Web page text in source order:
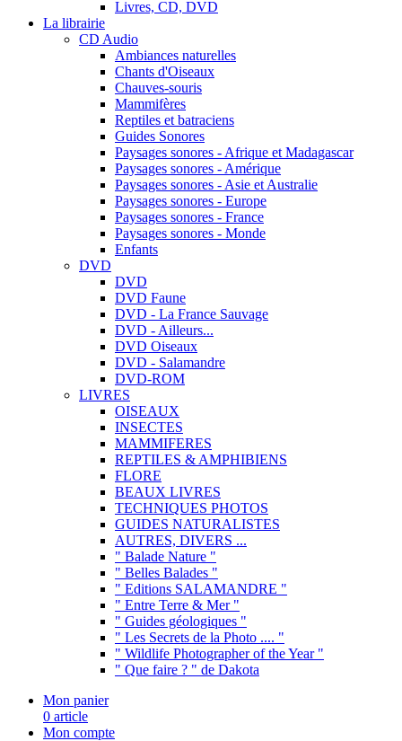
Livres, CD, DVD
La librairie
CD Audio
Ambiances naturelles
Chants d'Oiseaux
Chauves-souris
Mammifères
Reptiles et batraciens
Guides Sonores
Paysages sonores - Afrique et Madagascar
Paysages sonores - Amérique
Paysages sonores - Asie et Australie
Paysages sonores - Europe
Paysages sonores - France
Paysages sonores - Monde
Enfants
DVD
DVD
DVD Faune
DVD - La France Sauvage
DVD - Ailleurs...
DVD Oiseaux
DVD - Salamandre
DVD-ROM
LIVRES
OISEAUX
INSECTES
MAMMIFERES
REPTILES & AMPHIBIENS
FLORE
BEAUX LIVRES
TECHNIQUES PHOTOS
GUIDES NATURALISTES
AUTRES, DIVERS ...
" Balade Nature "
" Belles Balades "
" Editions SALAMANDRE "
" Entre Terre & Mer "
" Guides géologiques "
" Les Secrets de la Photo .... "
" Wildlife Photographer of the Year "
" Que faire ? " de Dakota
Mon panier
0 article
Mon compte